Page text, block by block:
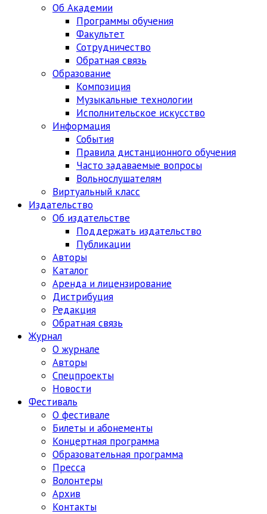
Об Академии
Программы обучения
Факультет
Сотрудничество
Обратная связь
Образование
Композиция
Музыкальные технологии
Исполнительское искусство
Информация
События
Правила дистанционного обучения
Часто задаваемые вопросы
Вольнослушателям
Виртуальный класс
Издательство
Об издательстве
Поддержать издательство
Публикации
Авторы
Каталог
Аренда и лицензирование
Дистрибуция
Редакция
Обратная связь
Журнал
О журнале
Авторы
Спецпроекты
Новости
Фестиваль
О фестивале
Билеты и абонементы
Концертная программа
Образовательная программа
Пресса
Волонтеры
Архив
Контакты